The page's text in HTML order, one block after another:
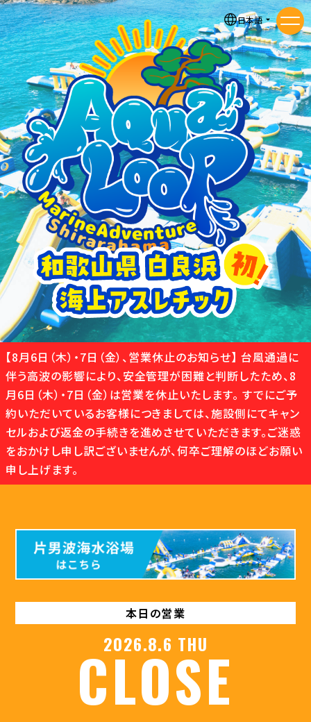
日本語
メ
【8月6日（木）・7日（金）、営業休止のお知らせ】 台風通過に
伴う高波の影響により、安全管理が困難と判断したため、8
月6日（木）・7日（金）は営業を休止いたします。 すでにご予
約いただいているお客様につきましては、施設側にてキャン
セルおよび返金の手続きを進めさせていただきます。ご迷惑
をおかけし申し訳ございませんが、何卒ご理解のほどお願い
申し上げます。
本日の営業
2026.8.6 THU
CLOSE